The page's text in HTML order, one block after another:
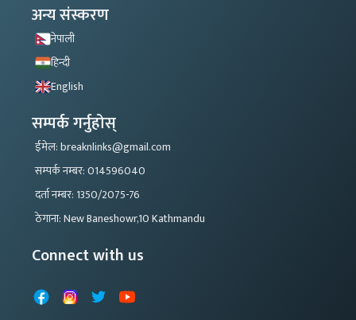
अन्य संस्करण
नेपाली
हिन्दी
English
सम्पर्क गर्नुहोस्
ईमेल: breaknlinks@gmail.com
सम्पर्क नम्बर: 014596040
दर्ता नम्बर: 1350/2075-76
ठेगाना: New Baneshowr,10 Kathmandu
Connect with us
FacebookInstagram
X YouTube